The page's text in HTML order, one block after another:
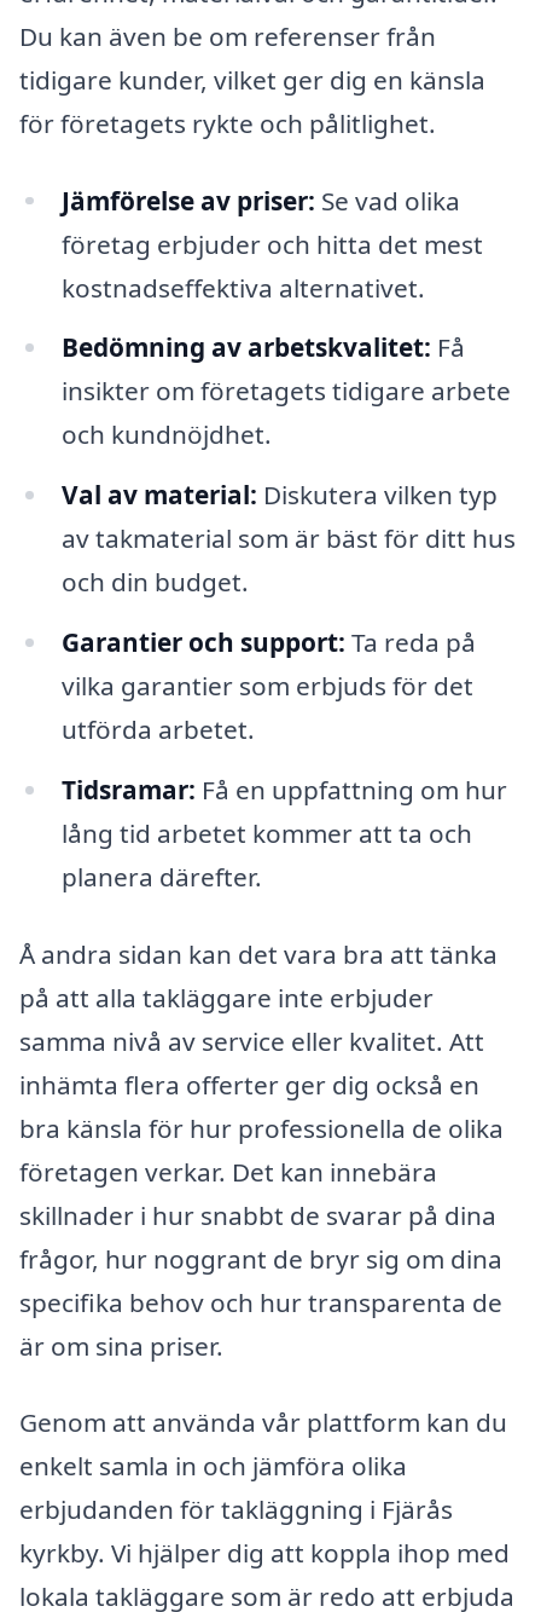
Du kan även be om referenser från
tidigare kunder, vilket ger dig en känsla
för företagets rykte och pålitlighet.
Jämförelse av priser: Se vad olika
företag erbjuder och hitta det mest
kostnadseffektiva alternativet.
Bedömning av arbetskvalitet: Få
insikter om företagets tidigare arbete
och kundnöjdhet.
Val av material: Diskutera vilken typ
av takmaterial som är bäst för ditt hus
och din budget.
Garantier och support: Ta reda på
vilka garantier som erbjuds för det
utförda arbetet.
Tidsramar: Få en uppfattning om hur
lång tid arbetet kommer att ta och
planera därefter.
Å andra sidan kan det vara bra att tänka
på att alla takläggare inte erbjuder
samma nivå av service eller kvalitet. Att
inhämta flera offerter ger dig också en
bra känsla för hur professionella de olika
företagen verkar. Det kan innebära
skillnader i hur snabbt de svarar på dina
frågor, hur noggrant de bryr sig om dina
specifika behov och hur transparenta de
är om sina priser.
Genom att använda vår plattform kan du
enkelt samla in och jämföra olika
erbjudanden för takläggning i Fjärås
kyrkby. Vi hjälper dig att koppla ihop med
lokala takläggare som är redo att erbjuda